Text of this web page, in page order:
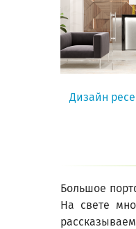
Дизайн
Большое
На свете